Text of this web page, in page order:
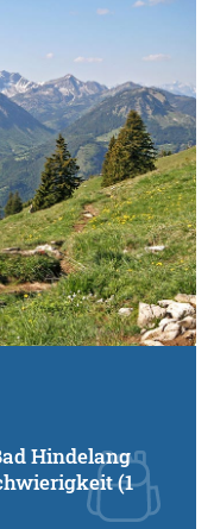
Hindelang
(1